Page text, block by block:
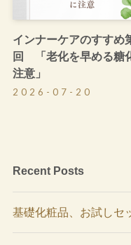
インナーケアのすすめ
回 「老化を早める糖
注意」
2026-07-20
Recent Posts
基礎化粧品、お試しセ